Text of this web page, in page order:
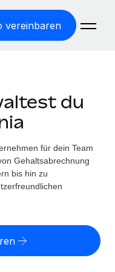
vereinbaren
für Niederlassungen
Freelancer:innen
bei der Einstellung
Bundesstaaten
berechnen
du
für dein Team
Gehaltsabrechnung
bis hin zu